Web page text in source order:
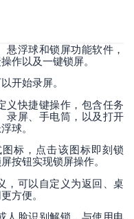
浮球和锁屏功能软件，
作以及一键锁屏。
开始录屏。
义快捷键操作，包含任务
录屏、手电筒，以及打开
球。
标，点击该图标即刻锁
按钮实现锁屏操作。
，可以自定义为返回、桌
方便。